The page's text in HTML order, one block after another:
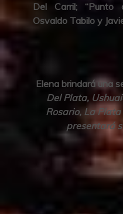
Del Carril; “Punto
Osvaldo Tabilo y
Elena brindará una
Del Plata,
Rosario, La
presentará